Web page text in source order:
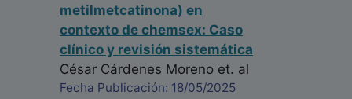
metilmetcatinona) en
contexto de chemsex: Caso
clínico y revisión sistemática
César Cárdenes Moreno et. al
Fecha Publicación: 18/05/2025